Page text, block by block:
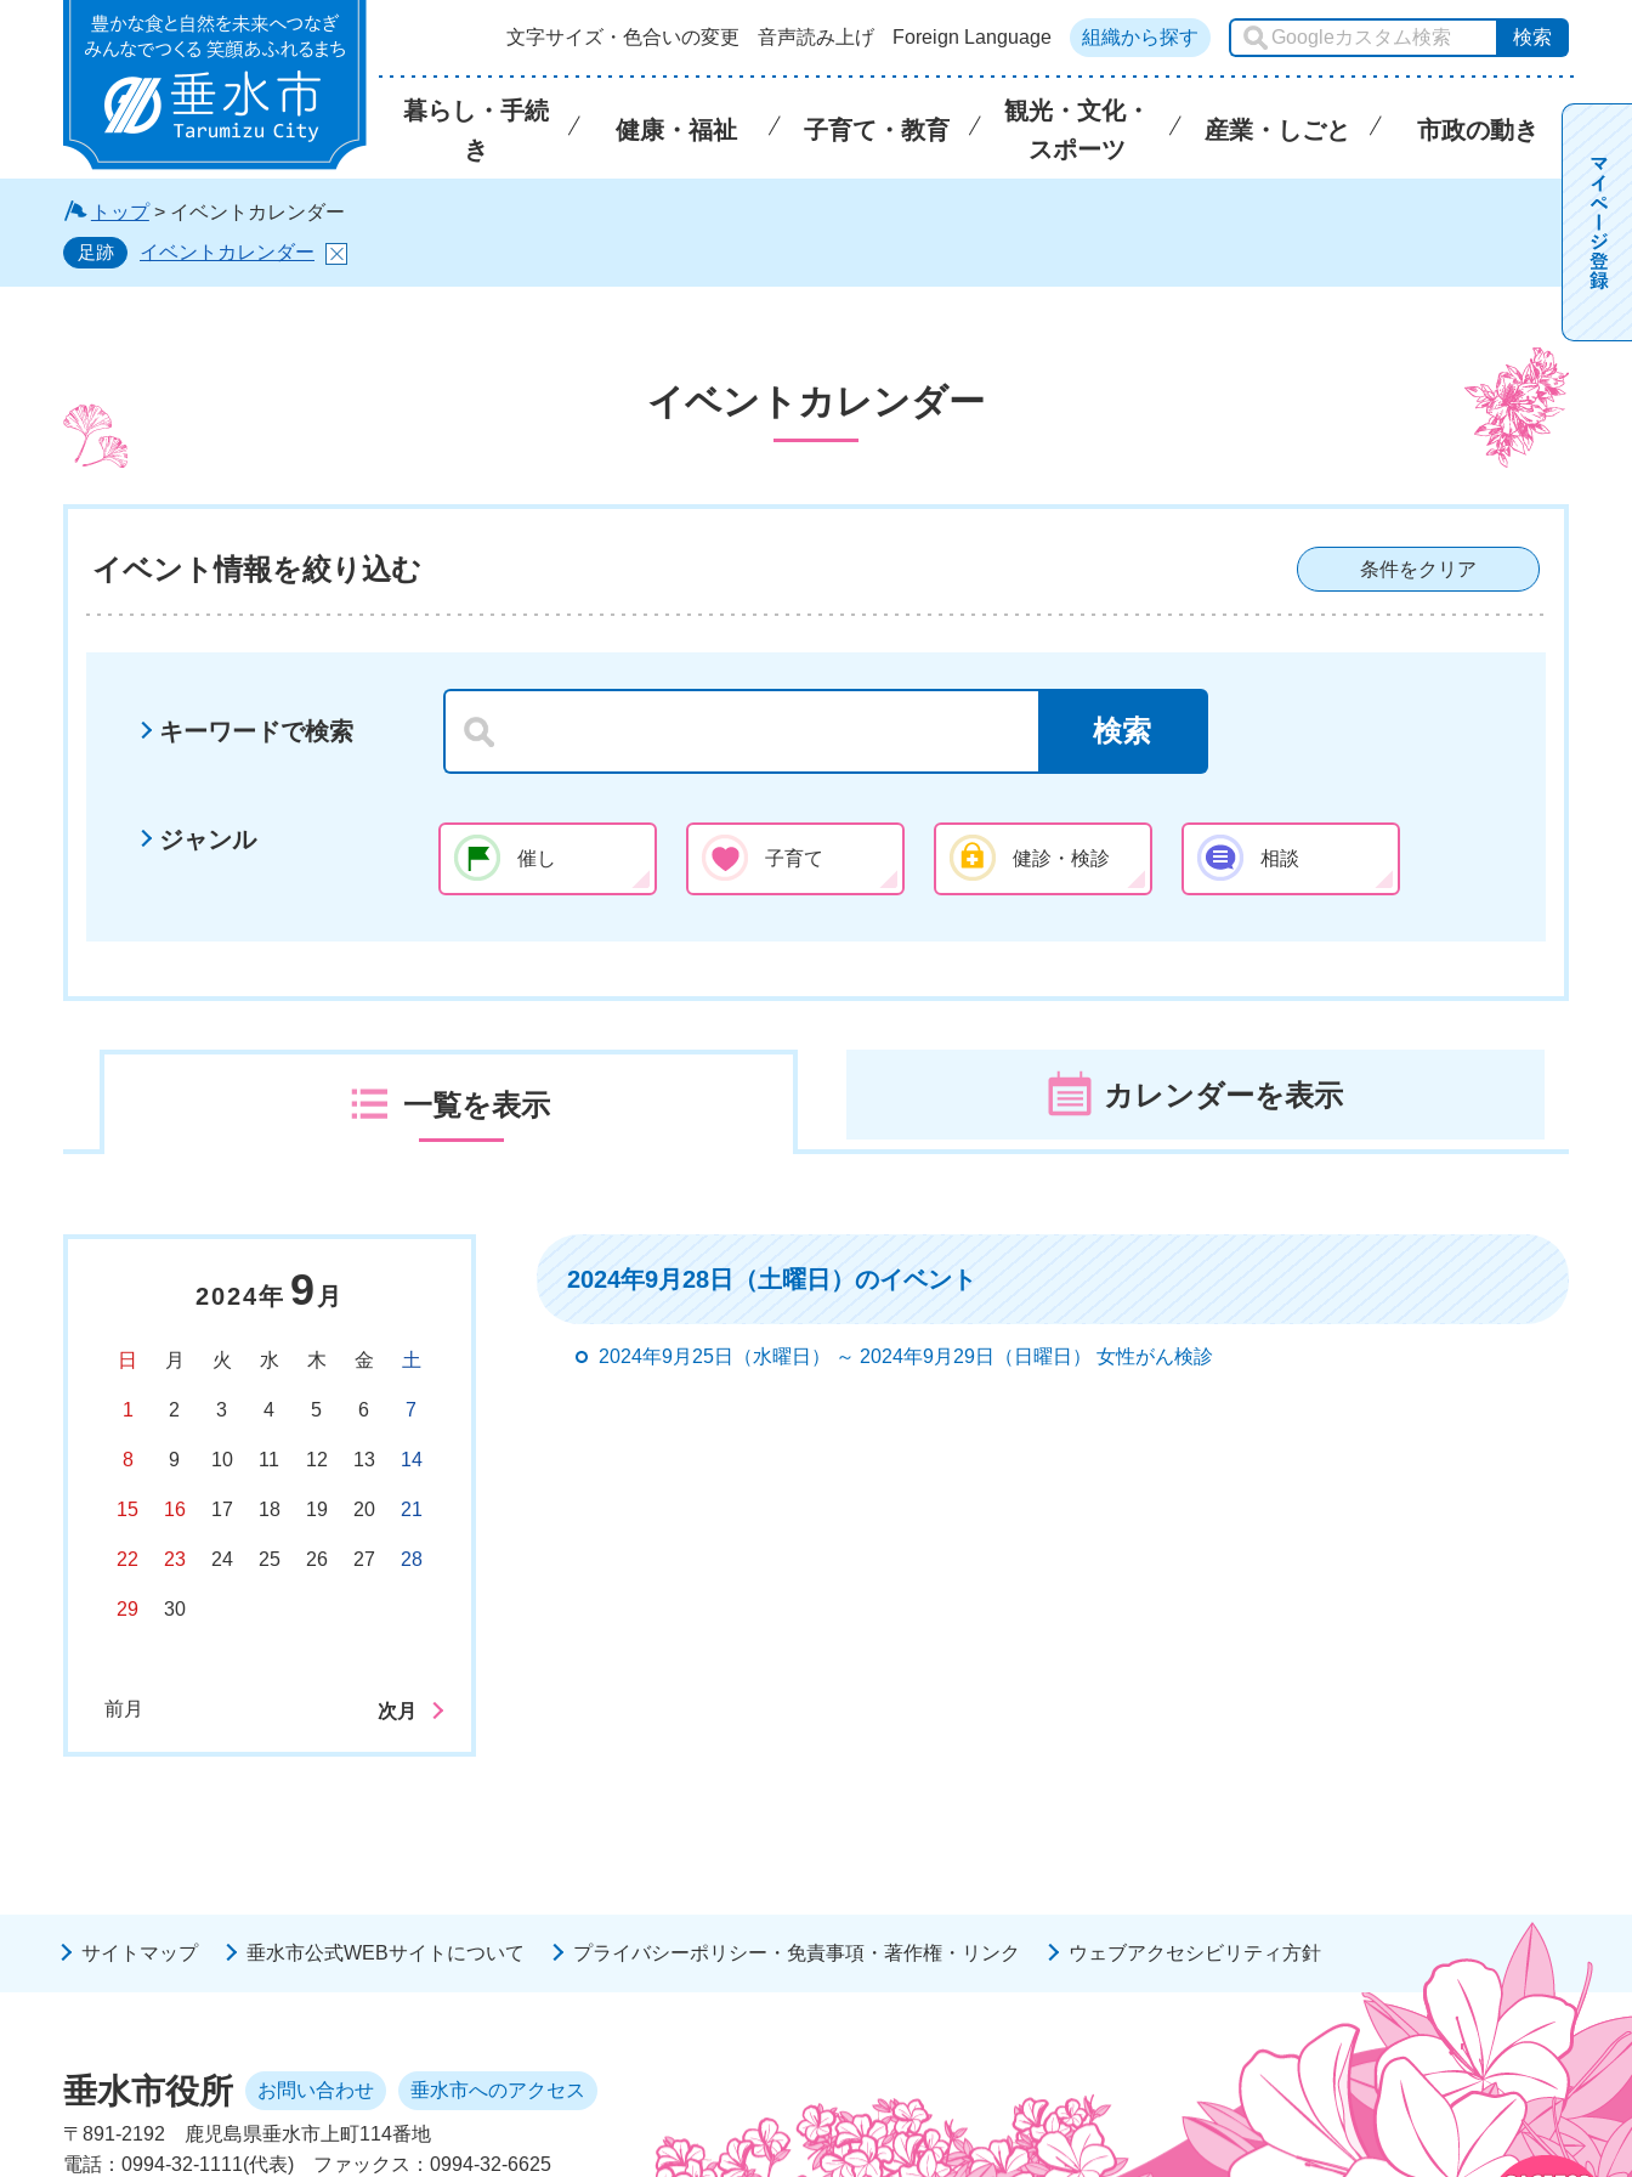
垂水市 文字サイズ・色合いの変更 音声読み上げ Foreign Language 組織から探す
暮らし・手続
き
健康・福祉 子育て・教育
観光・文化・
スポーツ
産業・しごと 市政の動き
トップ> イベントカレンダー
足跡
イベントカレンダー
イベントカレンダー
イベント情報を絞り込む 条件をクリア
キーワードで検索
ジャンル
催し 子育て 健診・検診 相談
一覧を表示 カレンダーを表示
2024年 9 月
日 月 火 水 木 金 土
1 2 3 4 5 6 7
8 9 10 11 12 13 14
15 16 17 18 19 20 21
22 23 24 25 26 27 28
29 30
前月 次月
2024年9月28日（土曜日）のイベント
2024年9月25日（水曜日） ～ 2024年9月29日（日曜日） 女性がん検診
サイトマップ 垂水市公式WEBサイトについて プライバシーポリシー・免責事項・著作権・リンク ウェブアクセシビリティ方針
垂水市役所 お問い合わせ 垂水市へのアクセス
〒891-2192
鹿児島県垂水市上町114番地
電話：0994-32-1111(代表)
ファックス：0994-32-6625